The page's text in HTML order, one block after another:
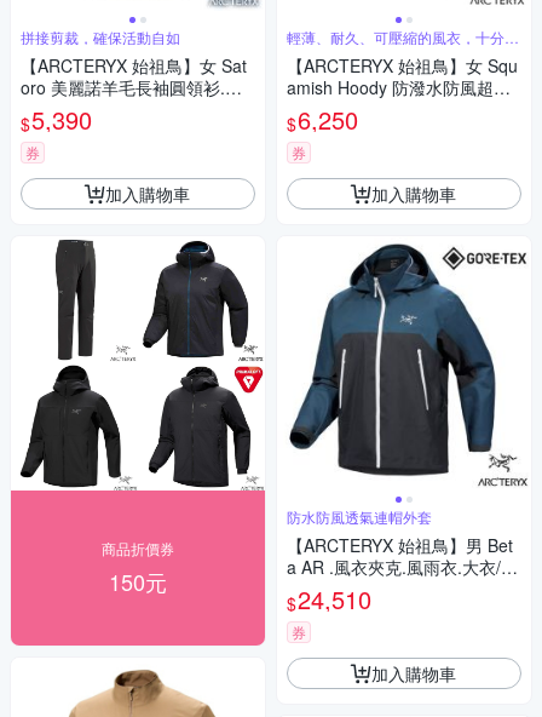
拼接剪裁，確保活動自如
【ARCTERYX 始祖鳥】女 Sat
oro 美麗諾羊毛長袖圓領衫.保
暖衛生衣.上衣_X000008474
黑
$5,390
券
加入購物車
商品折價券
150元
輕薄、耐久、可壓縮的風衣，十分通
用
【ARCTERYX 始祖鳥】女 Squ
amish Hoody 防潑水防風超輕
薄連帽風衣外套.夾克_X00000
6946-30620 空氣灰
$6,250
券
加入購物車
防水防風透氣連帽外套
【ARCTERYX 始祖鳥】男 Bet
a AR .風衣夾克.風雨衣.大衣/高
耐久 GORE-TEX PRO ePE 面
料/ X000009906 黑綠撞色
$24,510
券
加入購物車